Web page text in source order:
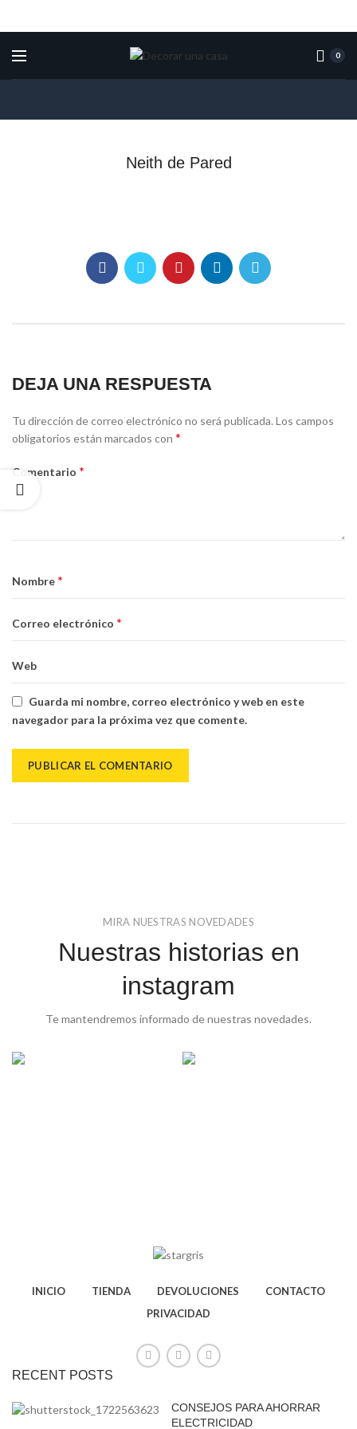
0
Neith de Pared
DEJA UNA RESPUESTA
Tu dirección de correo electrónico no será publicada.Los campos
obligatorios están marcados con *
Comentario *
Nombre *
Correo electrónico *
Web
Guarda mi nombre, correo electrónico y web en este
navegador para la próxima vez que comente.
MIRA NUESTRAS NOVEDADES
Nuestras historias en
instagram
Te mantendremos informado de nuestras novedades.
INICIO TIENDA DEVOLUCIONES
CONTACTO
PRIVACIDAD
RECENT POSTS
CONSEJOS PARA AHORRAR
ELECTRICIDAD